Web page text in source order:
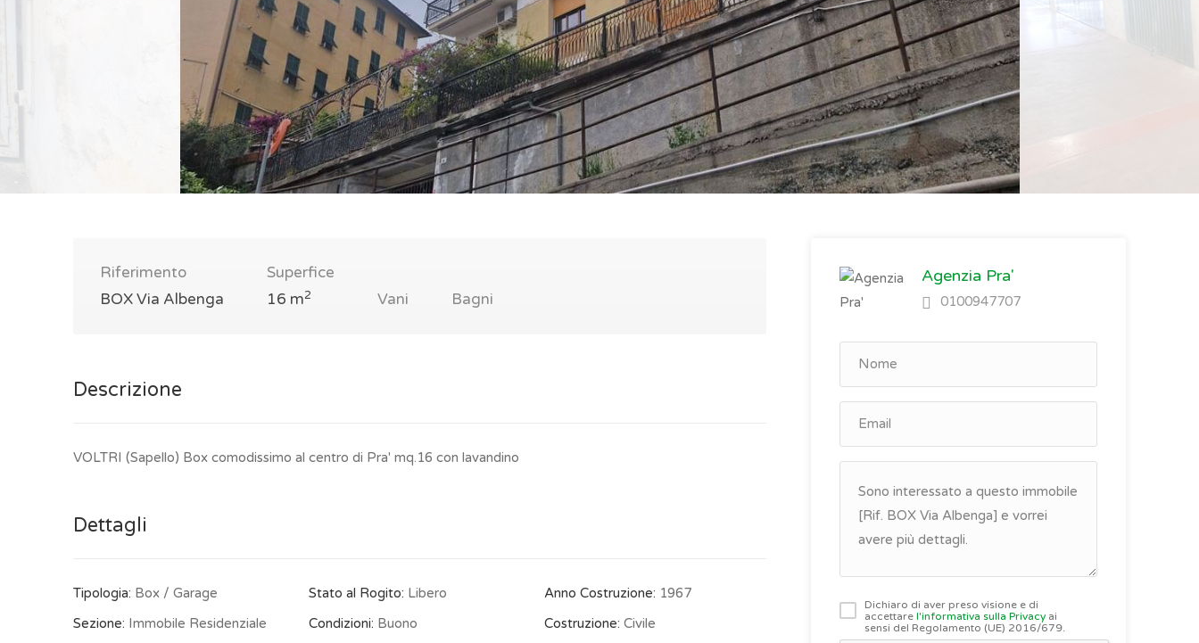
Riferimento
BOX Via Albenga
Superfice
16 m2 Vani Bagni
Descrizione
VOLTRI (Sapello) Box comodissimo al centro di Pra' mq.16 con lavandino
Dettagli
Tipologia: Box / Garage
Sezione: Immobile Residenziale
Stato al Rogito: Libero
Condizioni: Buono
Anno Costruzione: 1967
Costruzione: Civile
Agenzia Pra'
0100947707
Dichiaro di aver preso visione e di
accettare l'informativa sulla Privacyai
sensi del Regolamento (UE) 2016/679.